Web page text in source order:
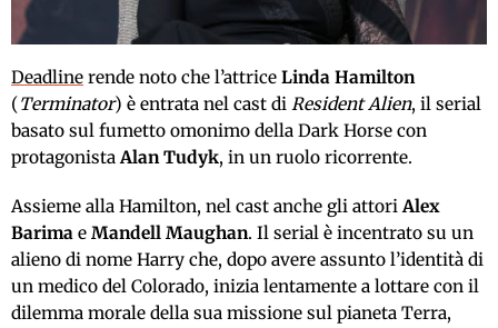
Deadline rende noto che l’attrice Linda Hamilton
(Terminator) è entrata nel cast di Resident Alien, il serial
basato sul fumetto omonimo della Dark Horse con
protagonistaAlan Tudyk, in un ruolo ricorrente.
Assieme alla Hamilton, nel cast anche gli attoriAlex
Barima e Mandell Maughan. Il serial è incentrato su un
alieno di nome Harry che, dopo avere assunto l’identità di
un medico del Colorado, inizia lentamente a lottare con il
dilemma morale della sua missione sul pianeta Terra,